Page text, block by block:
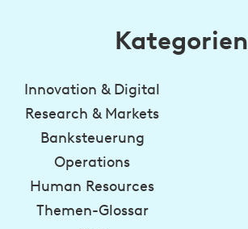
Kategorien
Innovation & Digital
Research & Markets
Banksteuerung
Operations
Human Resources
Themen-Glossar